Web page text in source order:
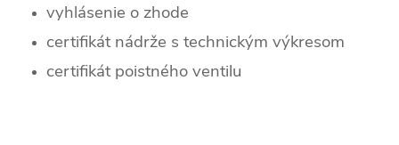
vyhlásenie o zhode
certifikát nádrže s technickým výkresom
certifikát poistného ventilu